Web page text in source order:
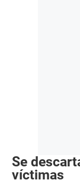
Se
víctimas